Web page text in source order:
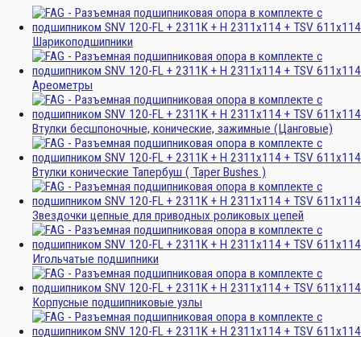
Шарикоподшипники
Ареометры
Втулки бесшпоночные, конические, зажимные (Цанговые)
Втулки конические Тапербуш ( Taper Bushes )
Звездочки цепные для приводных роликовых цепей
Игольчатые подшипники
Корпусные подшипниковые узлы